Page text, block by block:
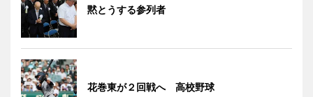
黙とうする参列者
花巻東が２回戦へ 高校野球